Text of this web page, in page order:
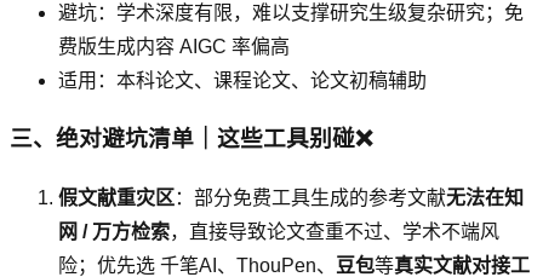
避坑：学术深度有限，难以支撑研究生级复杂研究；免
费版生成内容 AIGC 率偏高
适用：本科论文、课程论文、论文初稿辅助
三、绝对避坑清单｜这些工具别碰❌
假文献重灾区 ：部分免费工具生成的参考文献无法在知
网 / 万方检索，直接导致论文查重不过、学术不端风
险；优先选 千笔AI、ThouPen、
豆包等真实文献对接工